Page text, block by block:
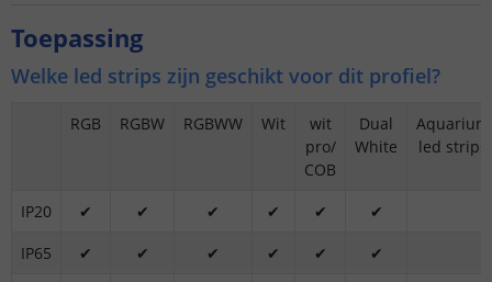
Toepassing
Welke led strips zijn geschikt voor dit profiel?
RGB RGBW RGBWW Wit
wit
pro/
COB
Dual
White
Aquarium
led strips
IP20 ✔ ✔ ✔ ✔ ✔
✔
IP65
✔ ✔ ✔ ✔ ✔ ✔